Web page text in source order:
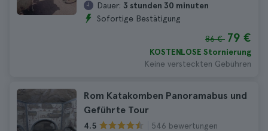
Dauer: 3 stunden 30 minuten
Sofortige Bestätigung
86 € 79 €
KOSTENLOSE Stornierung
Keine versteckten Gebühren
Rom Katakomben Panoramabus und
Geführte Tour
4.5
546 bewertungen